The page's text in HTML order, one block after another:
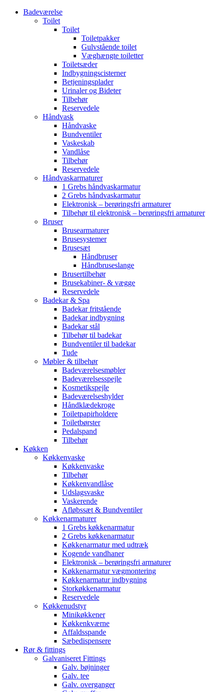
Badeværelse
Toilet
Toilet
Toiletpakker
Gulvstående toilet
Væghængte toiletter
Toiletsæder
Indbygningscisterner
Betjeningsplader
Urinaler og Bideter
Tilbehør
Reservedele
Håndvask
Håndvaske
Bundventiler
Vaskeskab
Vandlåse
Tilbehør
Reservedele
Håndvaskarmaturer
1 Grebs håndvaskarmatur
2 Grebs håndvaskarmatur
Elektronisk – berøringsfri armaturer
Tilbehør til elektronisk – berøringsfri armaturer
Bruser
Brusearmaturer
Brusesystemer
Brusesæt
Håndbruser
Håndbruseslange
Brusertilbehør
Brusekabiner- & vægge
Reservedele
Badekar & Spa
Badekar fritstående
Badekar indbygning
Badekar stål
Tilbehør til badekar
Bundventiler til badekar
Tude
Møbler & tilbehør
Badeværelsesmøbler
Badeværelsesspejle
Kosmetikspejle
Badeværelseshylder
Håndklædekroge
Toiletpapirholdere
Toiletbørster
Pedalspand
Tilbehør
Køkken
Køkkenvaske
Køkkenvaske
Tilbehør
Køkkenvandlåse
Udslagsvaske
Vaskerende
Afløbssæt & Bundventiler
Køkkenarmaturer
1 Grebs køkkenarmatur
2 Grebs køkkenarmatur
Køkkenarmatur med udtræk
Kogende vandhaner
Elektronisk – berøringsfri armaturer
Køkkenarmatur vægmontering
Køkkenarmatur indbygning
Storkøkkenarmatur
Reservedele
Køkkenudstyr
Minikøkkener
Køkkenkværne
Affaldsspande
Sæbedispensere
Rør & fittings
Galvaniseret Fittings
Galv. bøjninger
Galv. tee
Galv. overganger